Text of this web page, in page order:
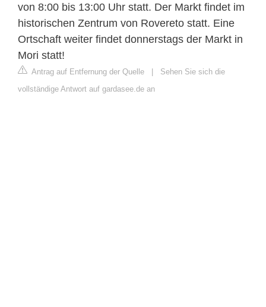
von 8:00 bis 13:00 Uhr statt. Der Markt findet im
historischen Zentrum von Rovereto statt. Eine
Ortschaft weiter findet donnerstags der Markt in
Mori statt!
Antrag auf Entfernung der Quelle | Sehen Sie sich die
vollständige Antwort auf gardasee.de an